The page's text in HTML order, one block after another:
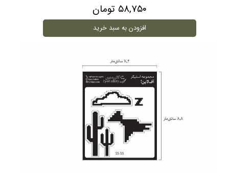
۵۸,۷۵۰ تومان
افزودن به سبد خرید